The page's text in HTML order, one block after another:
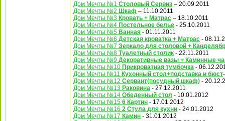
Дом Мечты №1 Столовый Сервиз – 20.09.2011
Дом Мечты №2 Шкаф – 11.10.2011
Дом Мечты №3 Кровать + Матрас – 18.10.2011
Дом Мечты №4 Постельное белье - 25.10.2011
Дом Мечты №5 Ванная - 01.11.2011
Дом Мечты №6 Детская кроватка + Матрас -
Дом Мечты №7 Зеркало для столовой + Канделябр
Дом Мечты №8 Туалетный столик - 22.11.2011
Дом Мечты №9 Декоративные вазы + Каминные
Дом Мечты №10 Прикроватная тумбочка -
Дом Мечты №11 Кухонный стол+подставка и бюст
Дом Мечты №12 Сервант(посудный шкаф) -
Дом Мечты №13 Раковина - 27.12.2011
Дом Мечты №14 Обеденный стол - 10.01.2012
Дом Мечты №15 6 Картин - 17.01.2012
Дом Мечты №16 2 Стула для кухни - 24.01.2012
Дом Мечты №17 Камин - 31.01.2012